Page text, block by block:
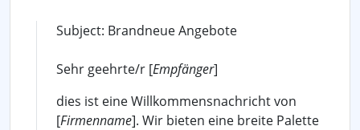
Subject: Brandneue Angebote
Sehr geehrte/r [Empfänger]
dies ist eine Willkommensnachricht von
[Firmenname]. Wir bieten eine breite Palette